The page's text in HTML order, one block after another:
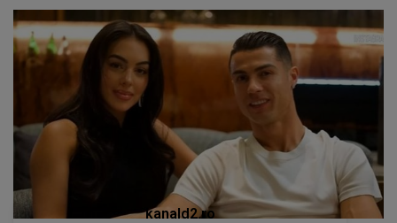
kanald2.ro